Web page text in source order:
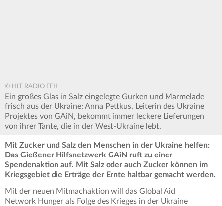
© HIT RADIO FFH
Ein großes Glas in Salz eingelegte Gurken und Marmelade
frisch aus der Ukraine: Anna Pettkus, Leiterin des Ukraine
Projektes von GAiN, bekommt immer leckere Lieferungen
von ihrer Tante, die in der West-Ukraine lebt.
Mit Zucker und Salz den Menschen in der Ukraine helfen:
Das Gießener Hilfsnetzwerk GAiN ruft zu einer
Spendenaktion auf. Mit Salz oder auch Zucker können im
Kriegsgebiet die Erträge der Ernte haltbar gemacht werden.
Mit der neuen Mitmachaktion will das Global Aid
Network Hunger als Folge des Krieges in der Ukraine